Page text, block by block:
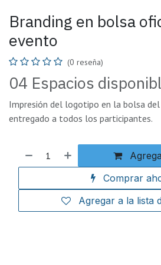
Branding en bolsa
evento
(0 reseña)
04 Espacios
Impresión del logotipo en la bolsa
entregado a todos los participantes.
Comprar
Agregar a la lista